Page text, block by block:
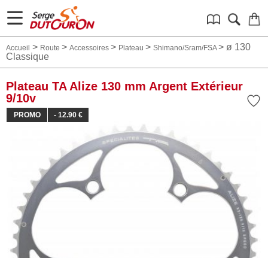
Accueil > Route > Accessoires > Plateau > Shimano/Sram/FSA > ø 130
Classique
Plateau TA Alize 130 mm Argent Extérieur
9/10v
PROMO - 12.90 €